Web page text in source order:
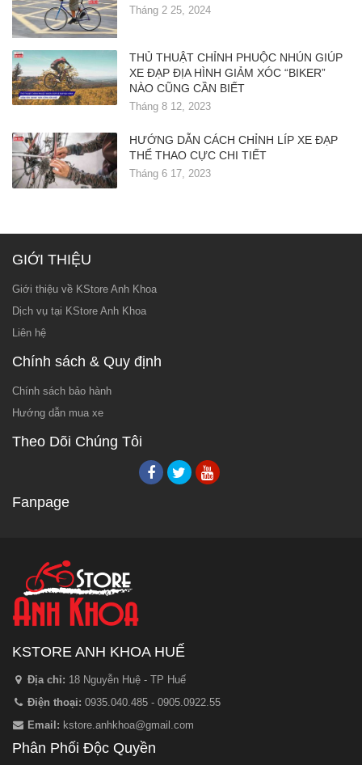
Tháng 2 25, 2024
THỦ THUẬT CHỈNH PHUỘC NHÚN GIÚP
XE ĐẠP ĐỊA HÌNH GIẢM XÓC “BIKER”
NÀO CŨNG CẦN BIẾT
Tháng 8 12, 2023
HƯỚNG DẪN CÁCH CHỈNH LÍP XE ĐẠP
THỂ THAO CỰC CHI TIẾT
Tháng 6 17, 2023
GIỚI THIỆU
Giới thiệu về KStore Anh Khoa
Dịch vụ tại KStore Anh Khoa
Liên hệ
Chính sách & Quy định
Chính sách bảo hành
Hướng dẫn mua xe
Theo Dõi Chúng Tôi
Fanpage
KSTORE ANH KHOA HUẾ
Địa chỉ: 18 Nguyễn Huệ - TP Huế
Điện thoại: 0935.040.485 - 0905.0922.55
Email: kstore.anhkhoa@gmail.com
Phân Phối Độc Quyền